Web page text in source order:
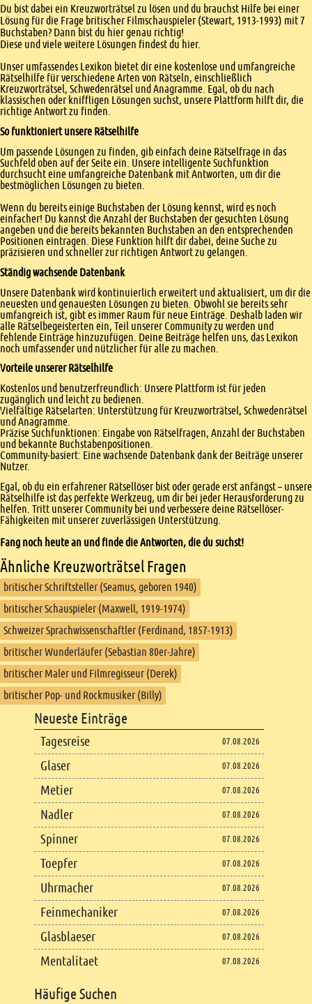
Einleitung
Du bist dabei ein Kreuzworträtsel zu lösen und du brauchst Hilfe bei einer
Lösung für die Frage britischer Filmschauspieler (Stewart, 1913-1993) mit 7
Buchstaben? Dann bist du hier genau richtig!
Diese und viele weitere Lösungen findest du hier.
Unser umfassendes Lexikon bietet dir eine kostenlose und umfangreiche
Rätselhilfe für verschiedene Arten von Rätseln, einschließlich
Kreuzworträtsel, Schwedenrätsel und Anagramme. Egal, ob du nach
klassischen oder kniffligen Lösungen suchst, unsere Plattform hilft dir, die
richtige Antwort zu finden.
So funktioniert unsere Rätselhilfe
Um passende Lösungen zu finden, gib einfach deine Rätselfrage in das
Suchfeld oben auf der Seite ein. Unsere intelligente Suchfunktion
durchsucht eine umfangreiche Datenbank mit Antworten, um dir die
bestmöglichen Lösungen zu bieten.
Wenn du bereits einige Buchstaben der Lösung kennst, wird es noch
einfacher! Du kannst die Anzahl der Buchstaben der gesuchten Lösung
angeben und die bereits bekannten Buchstaben an den entsprechenden
Positionen eintragen. Diese Funktion hilft dir dabei, deine Suche zu
präzisieren und schneller zur richtigen Antwort zu gelangen.
Ständig wachsende Datenbank
Unsere Datenbank wird kontinuierlich erweitert und aktualisiert, um dir die
neuesten und genauesten Lösungen zu bieten. Obwohl sie bereits sehr
umfangreich ist, gibt es immer Raum für neue Einträge. Deshalb laden wir
alle Rätselbegeisterten ein, Teil unserer Community zu werden und
fehlende Einträge hinzuzufügen. Deine Beiträge helfen uns, das Lexikon
noch umfassender und nützlicher für alle zu machen.
Vorteile unserer Rätselhilfe
Kostenlos und benutzerfreundlich: Unsere Plattform ist für jeden
zugänglich und leicht zu bedienen.
Vielfältige Rätselarten: Unterstützung für Kreuzworträtsel, Schwedenrätsel
und Anagramme.
Präzise Suchfunktionen: Eingabe von Rätselfragen, Anzahl der Buchstaben
und bekannte Buchstabenpositionen.
Community-basiert: Eine wachsende Datenbank dank der Beiträge unserer
Nutzer.
Egal, ob du ein erfahrener Rätsellöser bist oder gerade erst anfängst – unsere
Rätselhilfe ist das perfekte Werkzeug, um dir bei jeder Herausforderung zu
helfen. Tritt unserer Community bei und verbessere deine Rätsellöser-
Fähigkeiten mit unserer zuverlässigen Unterstützung.
Fang noch heute an und finde die Antworten, die du suchst!
Ähnliche Kreuzworträtsel Fragen
britischer Schriftsteller (Seamus, geboren 1940)
britischer Schauspieler (Maxwell, 1919-1974)
Schweizer Sprachwissenschaftler (Ferdinand, 1857-1913)
britischer Wunderläufer (Sebastian 80er-Jahre)
britischer Maler und Filmregisseur (Derek)
britischer Pop- und Rockmusiker (Billy)
Footer content
Neueste Einträge
Tagesreise 07.08.2026
Glaser 07.08.2026
Metier 07.08.2026
Nadler 07.08.2026
Spinner 07.08.2026
Toepfer 07.08.2026
Uhrmacher 07.08.2026
Feinmechaniker 07.08.2026
Glasblaeser 07.08.2026
Mentalitaet 07.08.2026
Häufige Suchen